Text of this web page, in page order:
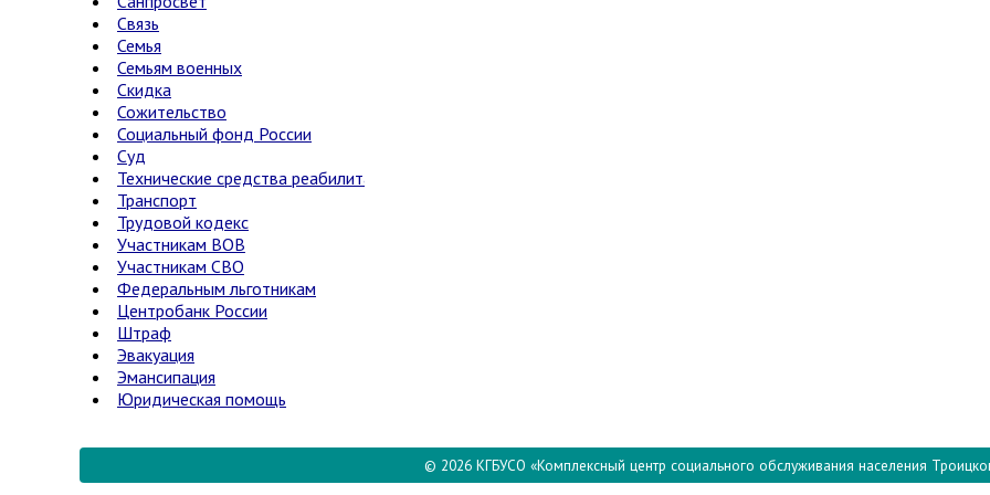
Связь
Семья
Семьям военных
Скидка
Сожительство
Социальный фонд России
Суд
Технические средства реабилитации
Транспорт
Трудовой кодекс
Участникам ВОВ
Участникам СВО
Федеральным льготникам
Центробанк России
Штраф
Эвакуация
Эмансипация
Юридическая помощь
© 2026 КГБУСО «Комплексный центр социального обслуживания населения